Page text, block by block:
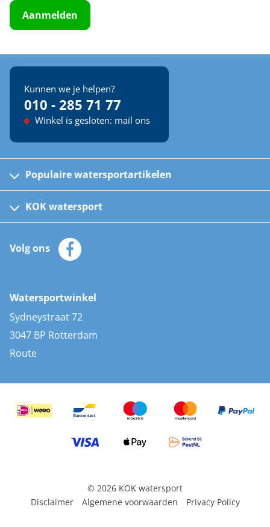
Aanmelden
Kunnen we je helpen?
010 - 285 71 77
Winkel is gesloten: mail ons
Populaire watersportartikelen
Kinder reddingsvesten
Automatische reddingsvesten
Zeilkleding
Zonnepanelen
AIS transponders
Stootwillen en fenders
Bootkussens
Zwemtrappen
KOK watersport
Klantenservice
Merken
Volg ons
Watersportwinkel
Sydneystraat 72
3047 BP Rotterdam
Route
© 2026 KOK watersport
Disclaimer
Algemene voorwaarden Privacy Policy